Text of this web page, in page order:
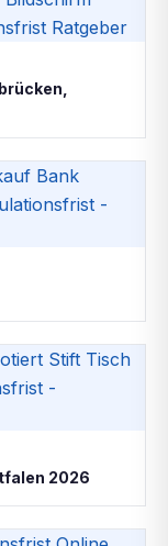
2026